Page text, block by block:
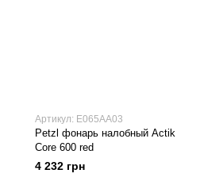
Артикул: E065AA03
Petzl фонарь налобный Actik
Core 600 red
4 232 грн